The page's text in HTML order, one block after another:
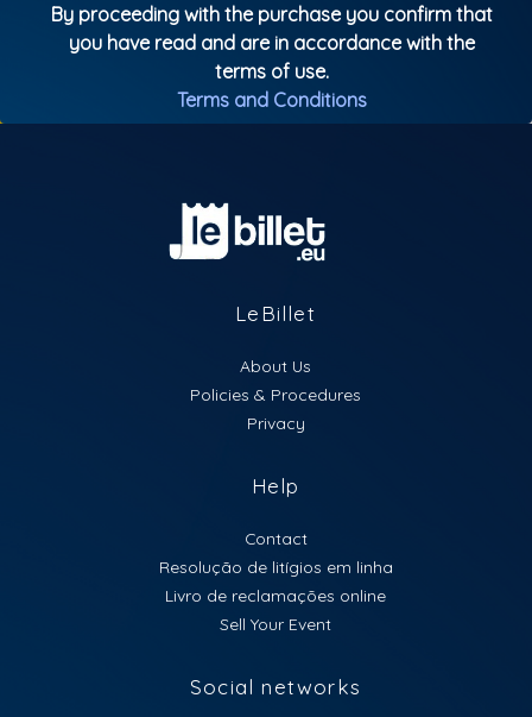
Diretamente de Lisboa
Grupo Q.Batuque
E ainda teremos:
Transmissão AO VIVO de Brasil x Marrocos às 23h!
Sábado • 13 Junho
A partir das 20H
Garanta já o teu ingresso!
Chama a tropa, veste a camisa do Brasil e vem viver
essa experiência única no #PagofunkDaCopa
Parental Rating: M16 anos
By proceeding with the purchase you confirm that
you have read and are in accordance with the
terms of use.
Terms and Conditions
LeBillet
About Us
Policies & Procedures
Privacy
Help
Contact
Resolução de litígios em linha
Livro de reclamações online
Sell Your Event
Social networks